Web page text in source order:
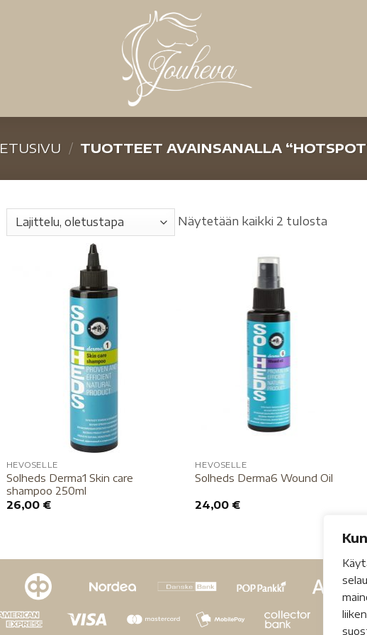
ETUSIVU / TUOTTEET AVAINSANALLA
Näytetään kaikki 2 tulosta
HEVOSELLE
Solheds Derma1 Skin care
shampoo 250ml
26,00 €
HEVOSELLE
Solheds Derma6 Wound Oil
24,00 €